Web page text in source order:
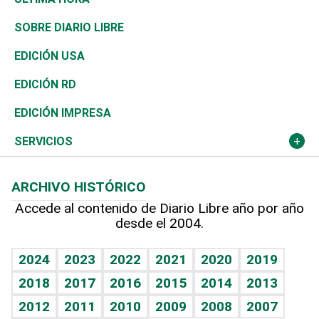
José Boquete
Reportajes
Asia
África
Ocenanía
Caribe
Resto del mundo
Consumo
Vivienda
Telecom.
Global y variable
Economía personal
Belleza
Buena Vida
Sociales
Novedades
Podcast Arte Libre
Hablando con el pediatra
Vida y familia
Eñe
Celebrando la vida
Golf
Ciclismo
Tenis
Olimpismo
Más deportes
Línea de hit
TBT Deportivo
De buena tinta
En Directo
El Espía
Noticiero Poteleche
Columnistas
Clima
Tecnología
Historia
Martes de tecnología
Cambio climático
Mundo
Economía
Revista
Deportes
Opinión
Hecho en casa
Guía del dinero
SOBRE DIARIO LIBRE
EDICIÓN USA
EDICIÓN RD
EDICIÓN IMPRESA
SERVICIOS
Cumpleaños
Horóscopos
Crucigramas
ARCHIVO HISTÓRICO
Accede al contenido de Diario Libre año por año
desde el 2004.
2024 2023 2022 2021 2020
2019
2018
2017 2016 2015 2014
2013
2012
2011 2010 2009 2008 2007